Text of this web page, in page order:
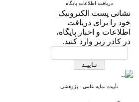
و دارای رتبه علمی
پژوهشی
از کمیسیون نشریات
وزارت بهداشت و درمان
* Index Medicus for the
دریافت اطلاعات پایگاه
نشانی پست الکترونیک
خود را برای دریافت
اطلاعات و اخبار پایگاه،
در کادر زیر وارد کنید.
تأییده نمایه علمی - پژوهشی